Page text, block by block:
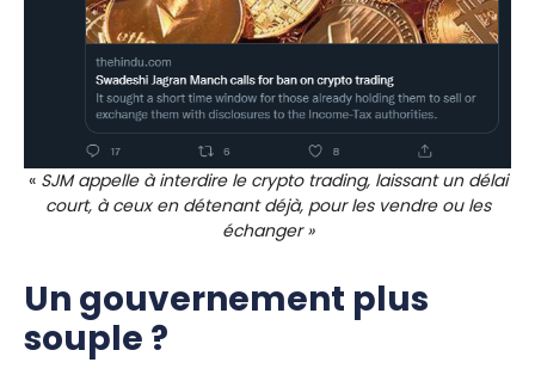
« SJM appelle à interdire le crypto trading, laissant un délai
court, à ceux en détenant déjà, pour les vendre ou les
échanger »
Un gouvernement plus
souple ?